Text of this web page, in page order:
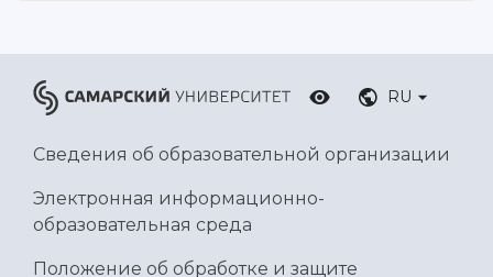
RU
Сведения об образовательной организации
Электронная информационно-
образовательная среда
Положение об обработке и защите